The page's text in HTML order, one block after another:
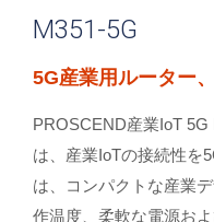
M351-5G
5G産業用ルーター
PROSCEND産業IoT
は、産業IoTの接続性を
は、コンパクトな産業
作温度、柔軟な電源お